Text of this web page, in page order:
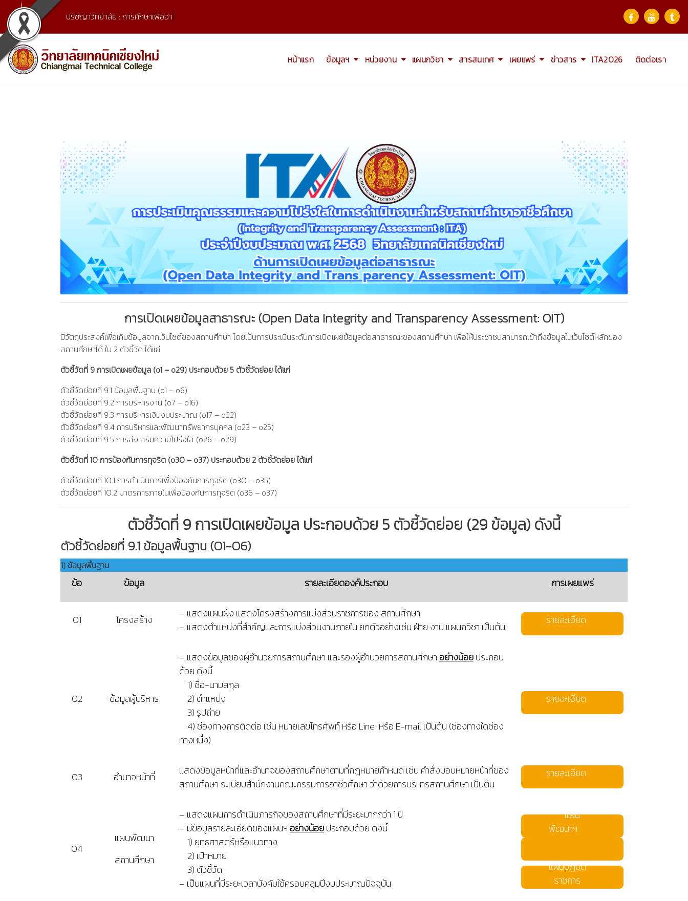
content
ปรัชญาวิทยาลัย : การศึกษาเพื่ออาชีพ แ
หน้าแรก ข้อมูลฯ หน่วยงาน แผนกวิชา สารสนเทศ เผยแพร่ ข่าวสาร ITA2026 ติดต่อเรา
การเปิดเผยข้อมูลสาธารณะ (Open Data Integrity and Transparency Assessment: OIT)
มีวัตถุประสงค์เพื่อเก็บข้อมูลจากเว็บไซต์ของสถานศึกษา โดยเป็นการประเมินระดับการเปิดเผยข้อมูลต่อสาธารณะของสถานศึกษา เพื่อให้ประชาชนสามารถเข้าถึงข้อมูลในเว็บไซต์หลักของ
สถานศึกษาได้ ใน 2 ตัวชี้วัด ได้แก่
ตัวชี้วัดที่ 9 การเปิดเผยข้อมูล (o1 – o29) ประกอบด้วย 5 ตัวชี้วัดย่อย ได้แก่
ตัวชี้วัดย่อยที่ 9.1 ข้อมูลพื้นฐาน (o1 – o6)
ตัวชี้วัดย่อยที่ 9.2 การบริหารงาน (o7 – o16)
ตัวชี้วัดย่อยที่ 9.3 การบริหารเงินงบประมาณ (o17 – o22)
ตัวชี้วัดย่อยที่ 9.4 การบริหารและพัฒนาทรัพยากรบุคคล (o23 – o25)
ตัวชี้วัดย่อยที่ 9.5 การส่งเสริมความโปร่งใส (o26 – o29)
ตัวชี้วัดที่ 10 การป้องกันการทุจริต (o30 – o37) ประกอบด้วย 2 ตัวชี้วัดย่อย ได้แก่
ตัวชี้วัดย่อยที่ 10.1 การดําเนินการเพื่อป้องกันการทุจริต (o30 – o35)
ตัวชี้วัดย่อยที่ 10.2 มาตรการภายในเพื่อป้องกันการทุจริต (o36 – o37)
ตัวชี้วัดที่ 9 การเปิดเผยข้อมูล ประกอบด้วย 5 ตัวชี้วัดย่อย (29 ข้อมูล) ดังนี้
ตัวชี้วัดย่อยที่ 9.1 ข้อมูลพื้นฐาน (O1-O6)
1) ข้อมูลพื้นฐาน
ข้อ ข้อมูล รายละเอียดองค์ประกอบ การเผยแพร่
O1 โครงสร้าง
– แสดงแผนผัง แสดงโครงสร้างการแบ่งส่วนราชการของ สถานศึกษา
– แสดงตำแหน่งที่สำคัญและการแบ่งส่วนงานภายใน ยกตัวอย่างเช่น ฝ่าย งาน แผนกวิชา เป็นต้น
รายละเอียด
O2 ข้อมูลผู้บริหาร
– แสดงข้อมูลของผู้อำนวยการสถานศึกษา และรองผู้อำนวยการสถานศึกษา อย่างน้อยประกอบ
ด้วย ดังนี้
1) ชื่อ-นามสกุล
2) ตำแหน่ง
3) รูปถ่าย
4) ช่องทางการติดต่อ เช่น หมายเลขโทรศัพท์ หรือ Line หรือ E-mail เป็นต้น (ช่องทางใดช่อง
ทางหนึ่ง)
รายละเอียด
O3 อำนาจหน้าที่
แสดงข้อมูลหน้าที่และอำนาจของสถานศึกษาตามที่กฎหมายกำหนด เช่น คำสั่งมอบหมายหน้าที่ของ
สถานศึกษา ระเบียบสำนักงานคณะกรรมการอาชีวศึกษา ว่าด้วยการบริหารสถานศึกษา เป็นต้น
รายละเอียด
O4
แผนพัฒนา
สถานศึกษา
– แสดงแผนการดำเนินภารกิจของสถานศึกษาที่มีระยะมากกว่า 1 ปี
– มีข้อมูลรายละเอียดของแผนฯ อย่างน้อยประกอบด้วย ดังนี้
1) ยุทธศาสตร์หรือแนวทาง
2) เป้าหมาย
3) ตัวชี้วัด
– เป็นแผนที่มีระยะเวลาบังคับใช้ครอบคลุมปีงบประมาณปัจจุบัน
แผน
พัฒนาฯ
แผนปฏิบัติ
ราชการ